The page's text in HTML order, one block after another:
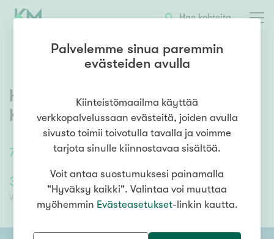
Hae kohteita
78 4h+kt+s+11,4m2 varasto
Hipposkylänkuja 10 A 8,
Kissanmaa,Tampere
338 200,00 €
Velaton hinta
135 280,00 €
Palvelemme sinua paremmin
evästeiden avulla
Kiinteistömaailma käyttää
verkkopalvelussaan evästeitä, joiden avulla
sivusto toimii toivotulla tavalla ja voimme
tarjota sinulle kiinnostavaa sisältöä.
Voit antaa suostumuksesi painamalla
"Hyväksy kaikki". Valintaa voi muuttaa
myöhemmin Evästeasetukset-linkin kautta.